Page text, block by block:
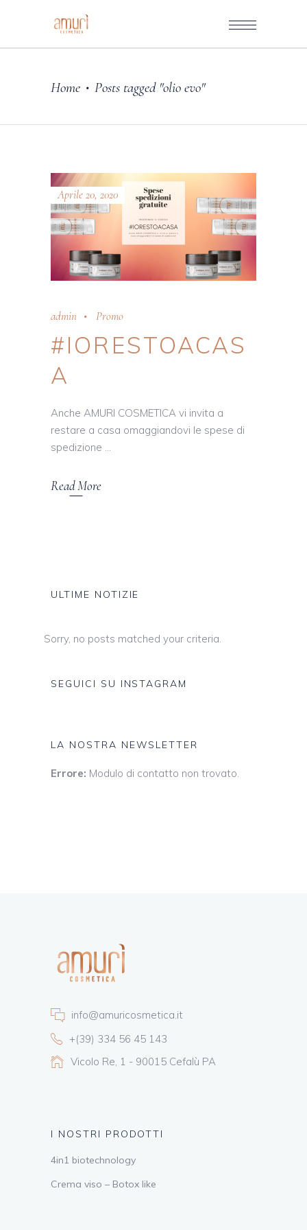
Home • Posts tagged "olio evo"
Aprile 20, 2020
admin Promo
#IORESTOACAS
A
Anche AMURI COSMETICA vi invita a
restare a casa omaggiandovi le spese di
spedizione
Read More
ULTIME NOTIZIE
Sorry, no posts matched your criteria.
SEGUICI SU INSTAGRAM
LA NOSTRA NEWSLETTER
Errore: Modulo di contatto non trovato.
info@amuricosmetica.it
+(39) 334 56 45 143
Vicolo Re, 1 - 90015 Cefalù PA
I NOSTRI PRODOTTI
4in1 biotechnology
Crema viso – Botox like